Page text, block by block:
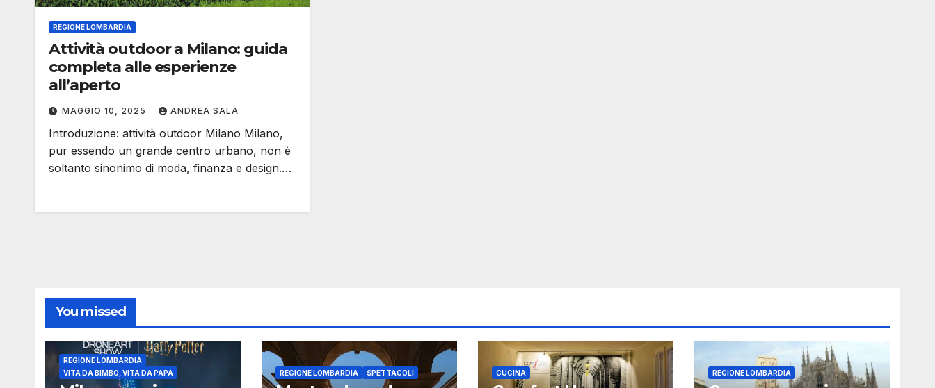
REGIONE LOMBARDIA
Attività outdoor a Milano: guida
completa alle esperienze
all’aperto
MAGGIO 10, 2025 ANDREA SALA
Introduzione: attività outdoor Milano Milano,
pur essendo un grande centro urbano, non è
soltanto sinonimo di moda, finanza e design.…
You missed
REGIONE LOMBARDIA
VITA DA BIMBO, VITA DA PAPÀ
REGIONE LOMBARDIA SPETTACOLI CUCINA REGIONE LOMBARDIA